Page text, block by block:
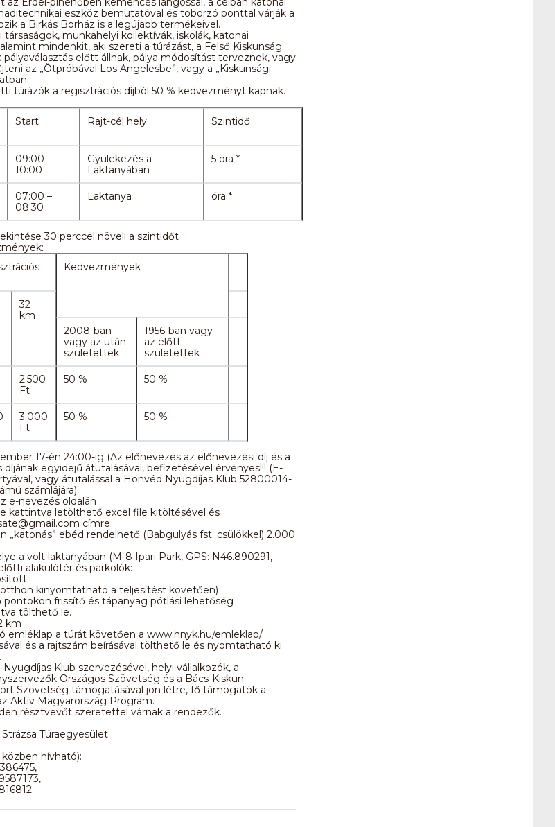
eszköz bemutatóval és toborzó ponttal várják a
a Birkás Borház is a legújabb termékeivel.
társaságok, munkahelyi kollektívák, iskolák, katonai
mindenkit, aki szereti a túrázást, a Felső Kiskunság
előtt állnak, pálya módosítást terveznek, vagy
az „Ötpróbával Los Angelesbe”, vagy a „Kiskunsági
túrázók a regisztrációs díjból 50 % kedvezményt kapnak.
Start Rajt-cél hely Szintidő
09:00 –
10:00
Gyülekezés a
Laktanyában
5 óra *
07:00 –
08:30
Laktanya óra *
30 perccel növeli a szintidőt
Kedvezmények
32
km
2008-ban
vagy az után
születettek
1956-ban vagy
az előtt
születettek
2.500
Ft
50 % 50 %
3.000
Ft
50 % 50 %
17-én 24:00-ig (Az előnevezés az előnevezési díj és a
egyidejű átutalásával, befizetésével érvényes!!! (E-
vagy átutalással a Honvéd Nyugdíjas Klub 52800014-
számlájára)
e-nevezés oldalán
kattintva letölthető excel file kitöltésével és
címre
„katonás” ebéd rendelhető (Babgulyás fst. csülökkel) 2.000
a volt laktanyában (M-8 Ipari Park, GPS: N46.890291,
alakulótér és parkolók:
kinyomtatható a teljesítést követően)
pontokon frissítő és tápanyag pótlási lehetőség
tölthető le.
km
emléklap a túrát követően a www.hnyk.hu/emleklap/
és a rajtszám beírásával tölthető le és nyomtatható ki
Klub szervezésével, helyi vállalkozók, a
Országos Szövetség és a Bács-Kiskun
Szövetség támogatásával jön létre, fő támogatók a
Aktív Magyarország Program.
résztvevőt szeretettel várnak a rendezők.
Túraegyesület
hívható):